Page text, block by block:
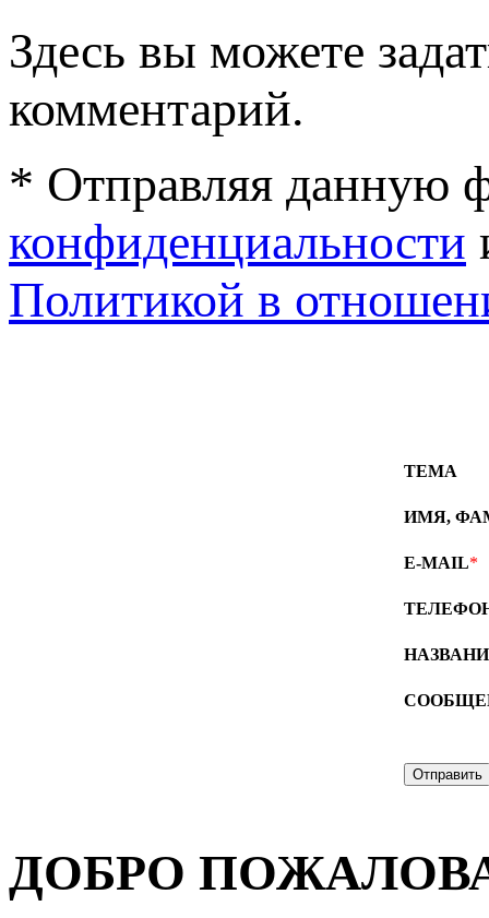
Здесь вы можете
комментарий.
* Отправляя данную
конфиденциальности
Политикой в
ТЕМА
ИМЯ,
E-MAIL*
ДОБРО